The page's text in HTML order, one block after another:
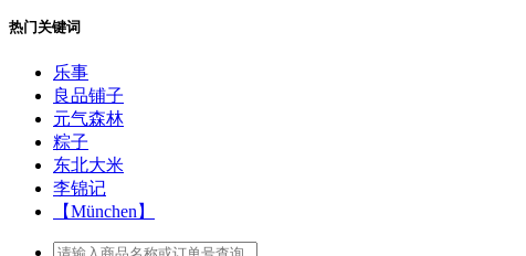
热门关键词
乐事
良品铺子
元气森林
粽子
东北大米
李锦记
【München】